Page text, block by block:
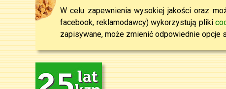
W celu zapewnienia wysokiej jakości oraz
facebook, reklamodawcy) wykorzystują pliki
zapisywane, może zmienić odpowiednie opcje